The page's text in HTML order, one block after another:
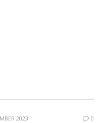
2023 0